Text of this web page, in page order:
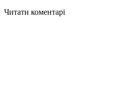
Читати коментарі